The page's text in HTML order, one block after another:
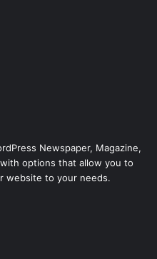
Newspaper, Magazine,
options that allow you to
website to your needs.